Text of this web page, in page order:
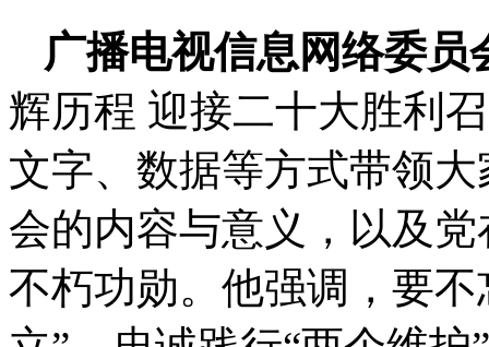
广播电视信息网络委员
辉历程 迎接二十大胜利
文字、数据等方式带领
会的内容与意义，以及
不朽功勋。他强调，要